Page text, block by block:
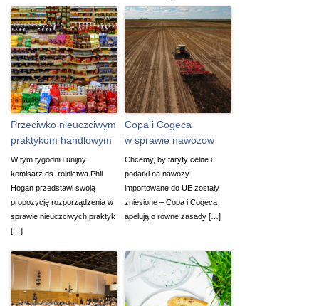
Przeciwko nieuczciwym
praktykom handlowym
W tym tygodniu unijny
komisarz ds. rolnictwa Phil
Hogan przedstawi swoją
propozycję rozporządzenia w
sprawie nieuczciwych praktyk
[…]
Copa i Cogeca
w sprawie nawozów
Chcemy, by taryfy celne i
podatki na nawozy
importowane do UE zostały
zniesione – Copa i Cogeca
apelują o równe zasady […]